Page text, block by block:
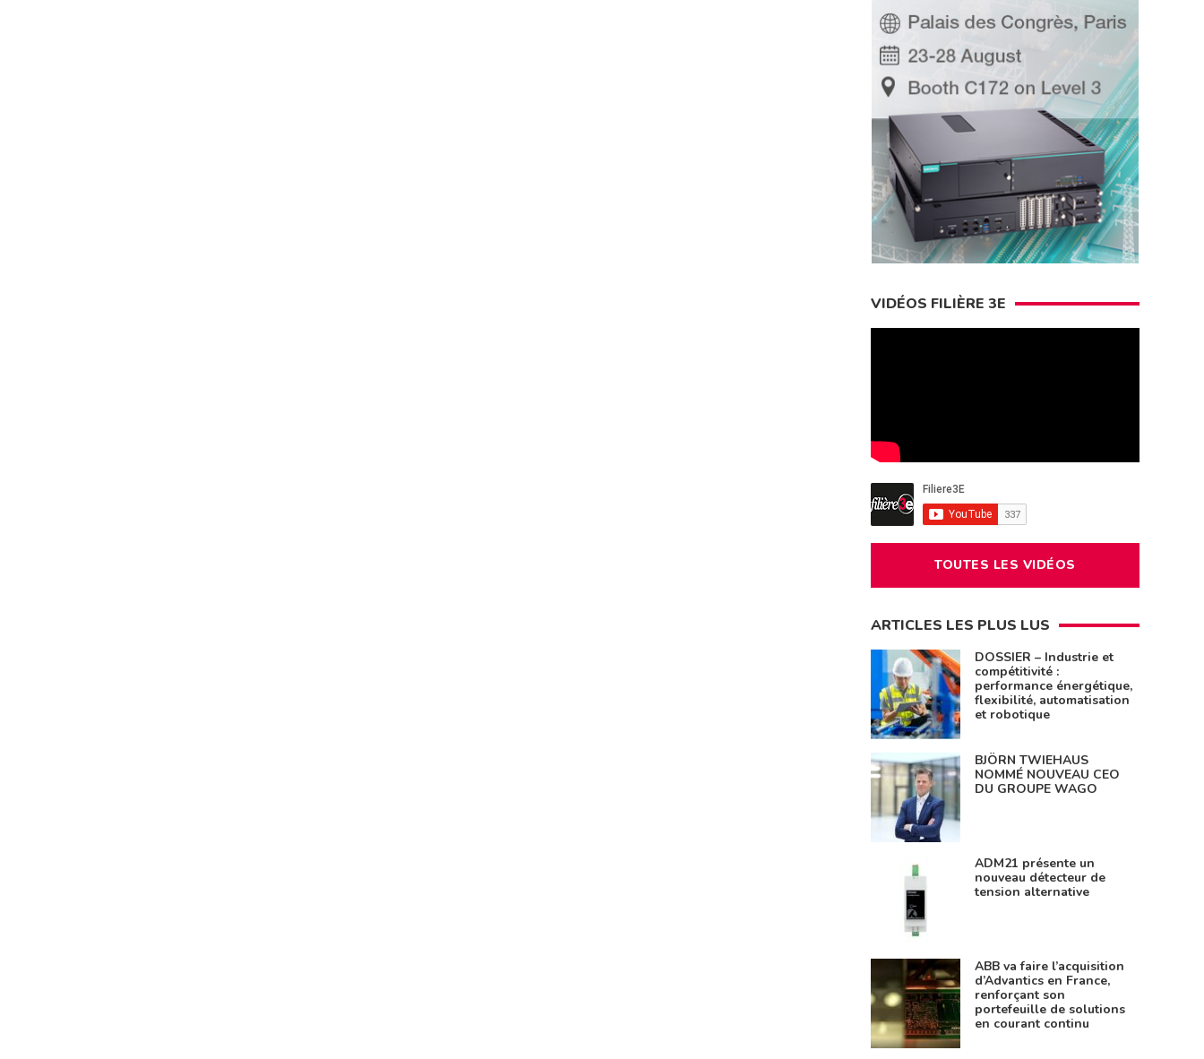
VIDÉOS FILIÈRE 3E
TOUTES LES VIDÉOS
ARTICLES LES PLUS LUS
DOSSIER – Industrie et
compétitivité :
performance énergétique,
flexibilité, automatisation
et robotique
BJÖRN TWIEHAUS
NOMMÉ NOUVEAU CEO
DU GROUPE WAGO
ADM21 présente un
nouveau détecteur de
tension alternative
ABB va faire l’acquisition
d’Advantics en France,
renforçant son
portefeuille de solutions
en courant continu